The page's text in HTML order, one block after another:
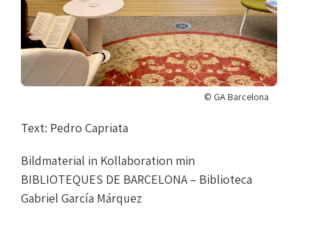
© GA Barcelona
Text: Pedro Capriata
Bildmaterial in Kollaboration min
BIBLIOTEQUES DE BARCELONA – Biblioteca
Gabriel García Márquez